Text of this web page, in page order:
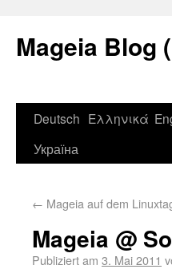
Mageia Blog
Deutsch Ελληνικά
Україна
← Mageia auf dem
Mageia @
Publiziert am 3. Mai 2011